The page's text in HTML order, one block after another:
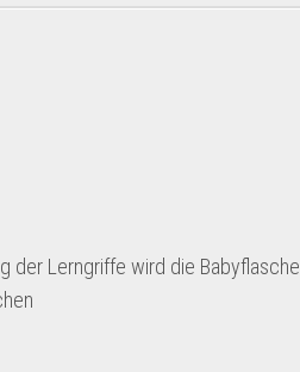
der Lerngriffe wird die Babyflasche